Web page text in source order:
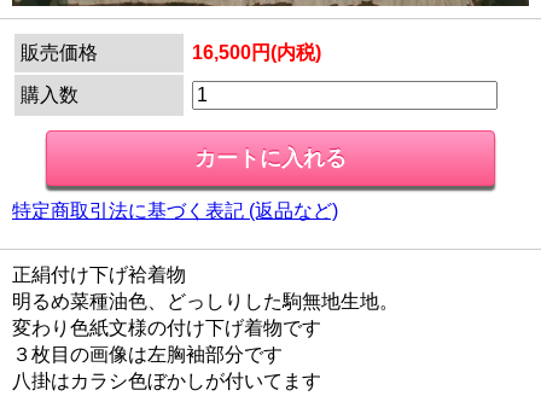
販売価格 16,500円(内税)
購入数
特定商取引法に基づく表記 (返品など)
正絹付け下げ袷着物
明るめ菜種油色、どっしりした駒無地生地。
変わり色紙文様の付け下げ着物です
３枚目の画像は左胸袖部分です
八掛はカラシ色ぼかしが付いてます